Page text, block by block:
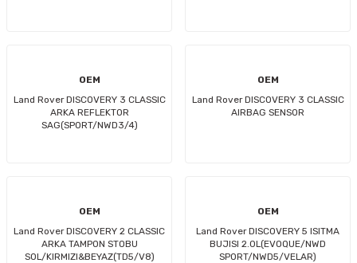
OEM
Land Rover DISCOVERY 3 CLASSIC
ARKA REFLEKTOR
SAG(SPORT/NWD3/4)
OEM
Land Rover DISCOVERY 3 CLASSIC
AIRBAG SENSOR
OEM
Land Rover DISCOVERY 2 CLASSIC
ARKA TAMPON STOBU
SOL/KIRMIZI&BEYAZ(TD5/V8)
OEM
Land Rover DISCOVERY 5 ISITMA
BUJISI 2.0L(EVOQUE/NWD
SPORT/NWD5/VELAR)